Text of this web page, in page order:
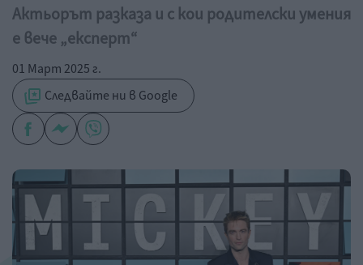
Актьорът разказа и с кои родителски умения
е вече „експерт“
01 Март 2025 г.
Следвайте ни в Google